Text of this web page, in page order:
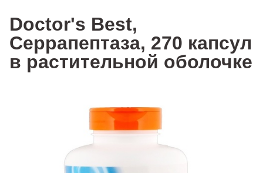
Doctor's Best,
Серрапептаза, 270 капсул
в растительной оболочке